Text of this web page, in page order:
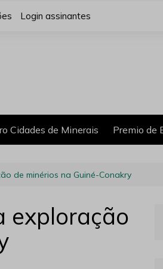
Login assinantes
Cidades de Minerais Premio de
de minérios na Guiné-Conakry
exploração